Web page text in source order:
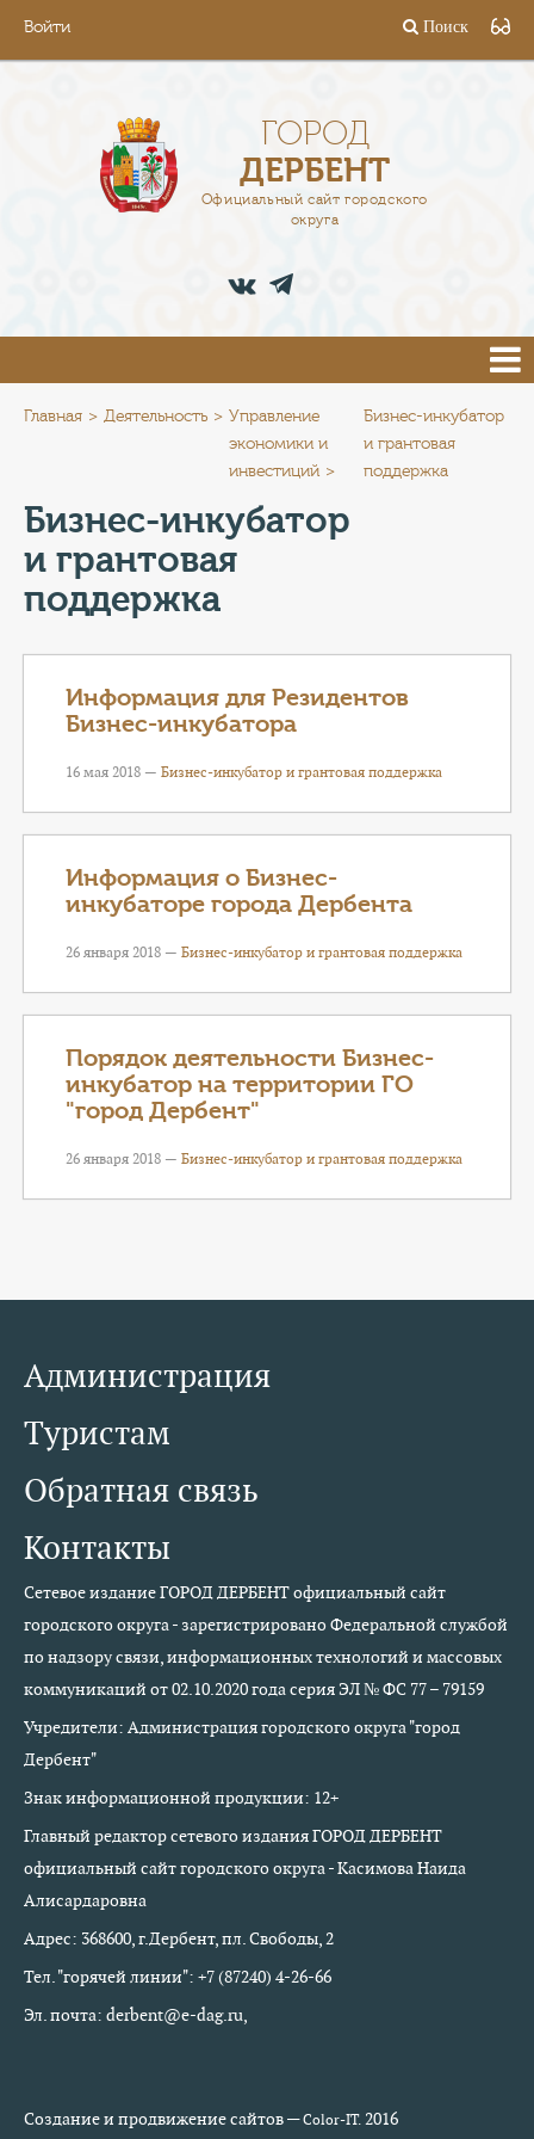
Войти Поиск
ГОРОД
ДЕРБЕНТ
Официальный сайт городского
округа
АДМИНИСТРАЦИЯ
ПРЕСС-ЦЕНТР
КОНТАКТЫ
ТАРИФЫ
ГЕРОИ Z
КАТАЛОГ УСЛУГ
СЛУЖБА ПО КОНТРАКТУ
Главная Деятельность
Управление
экономики и
инвестиций
Бизнес-инкубатор
и грантовая
поддержка
Бизнес-инкубатор
и грантовая
поддержка
Информация для Резидентов
Бизнес-инкубатора
16 мая 2018 — Бизнес-инкубатор и грантовая поддержка
Информация о Бизнес-
инкубаторе города Дербента
26 января 2018 — Бизнес-инкубатор и грантовая поддержка
Порядок деятельности Бизнес-
инкубатор на территории ГО
"город Дербент"
26 января 2018 — Бизнес-инкубатор и грантовая поддержка
Администрация
Туристам
Обратная связь
Контакты
Сетевое издание ГОРОД ДЕРБЕНТ официальный сайт
городского округа - зарегистрировано Федеральной службой
по надзору связи, информационных технологий и массовых
коммуникаций от 02.10.2020 года серия ЭЛ № ФС 77 – 79159
Учредители: Администрация городского округа "город
Дербент"
Знак информационной продукции: 12+
Главный редактор сетевого издания ГОРОД ДЕРБЕНТ
официальный сайт городского округа - Касимова Наида
Алисардаровна
Адрес: 368600, г.Дербент, пл. Свободы, 2
Тел. "горячей линии": +7 (87240) 4-26-66
Эл. почта: derbent@e-dag.ru,
Создание и продвижение сайтов —Color-IT.2016